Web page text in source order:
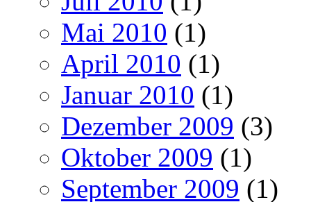
Mai 2010 (1)
April 2010 (1)
Januar 2010 (1)
Dezember 2009 (3)
Oktober 2009 (1)
September 2009 (1)